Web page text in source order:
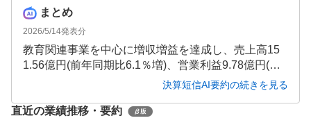
まとめ
2026/5/14発表分
教育関連事業を中心に増収増益を達成し、売上高15
1.56億円(前年同期比6.1％増)、営業利益9.78億円(同2
5.8％増)と大幅な成長を遂げました。個別指導部門の
す。次期も関東圏での事業拡大を進め、さらなる成
決算短信AI要約の続きを見る
直近の業績推移・要約